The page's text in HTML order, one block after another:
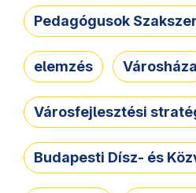
Pedagógusok
elemzés Városháza
Városfejlesztési
Budapesti Dísz- és